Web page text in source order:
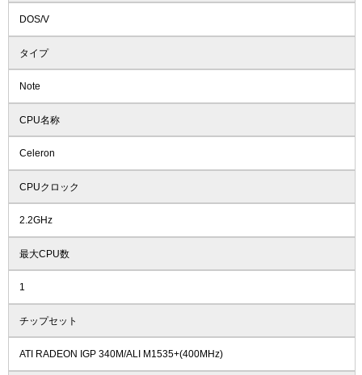
DOS/V
タイプ
Note
CPU名称
Celeron
CPUクロック
2.2GHz
最大CPU数
1
チップセット
ATI RADEON IGP 340M/ALI M1535+(400MHz)